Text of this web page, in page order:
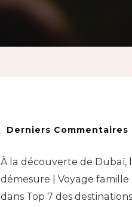
Derniers Commentaires
À la découverte de Dubaï,
démesure | Voyage famille
dans Top 7 des